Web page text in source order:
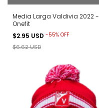
Media Larga Valdivia 2022 -
Onefit
$2.95 USD -55% OFF
$6.62 USD